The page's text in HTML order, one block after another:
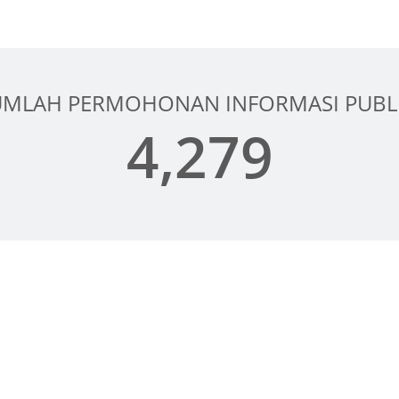
PERMOHONAN INFORMASI
4,279